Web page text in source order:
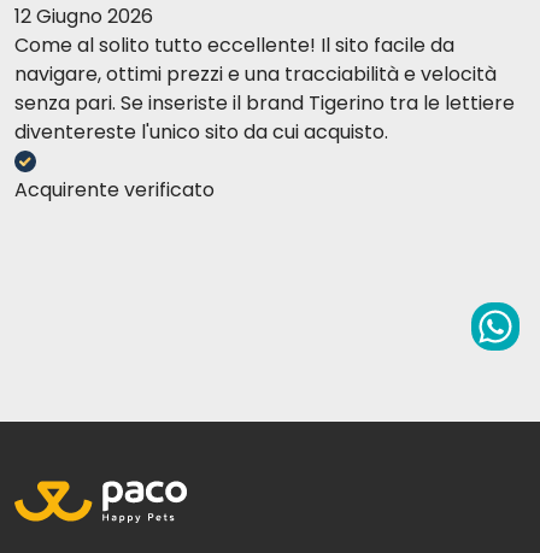
12 Giugno 2026
Come al solito tutto eccellente! Il sito facile da
navigare, ottimi prezzi e una tracciabilità e velocità
senza pari. Se inseriste il brand Tigerino tra le lettiere
diventereste l'unico sito da cui acquisto.
Acquirente verificato